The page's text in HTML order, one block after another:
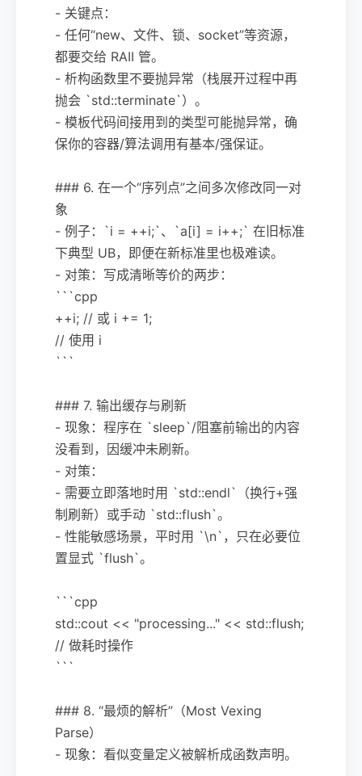
- 关键点：
- 任何“new、文件、锁、socket”等资源，
都要交给 RAII 管。
- 析构函数里不要抛异常（栈展开过程中再
抛会 `std::terminate`）。
- 模板代码间接用到的类型可能抛异常，确
保你的容器/算法调用有基本/强保证。
### 6. 在一个“序列点”之间多次修改同一对
象
- 例子：`i = ++i;`、`a[i] = i++;` 在旧标准
下典型 UB，即便在新标准里也极难读。
- 对策：写成清晰等价的两步：
```cpp
++i; // 或 i += 1;
// 使用 i
```
### 7. 输出缓存与刷新
- 现象：程序在 `sleep`/阻塞前输出的内容
没看到，因缓冲未刷新。
- 对策：
- 需要立即落地时用 `std::endl`（换行+强
制刷新）或手动 `std::flush`。
- 性能敏感场景，平时用 `\n`，只在必要位
置显式 `flush`。
```cpp
std::cout << "processing..." << std::flush;
// 做耗时操作
```
### 8. “最烦的解析”（Most Vexing
Parse）
- 现象：看似变量定义被解析成函数声明。